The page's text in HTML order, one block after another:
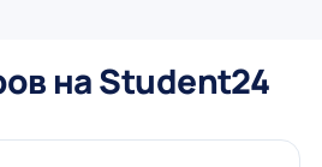
на Student24